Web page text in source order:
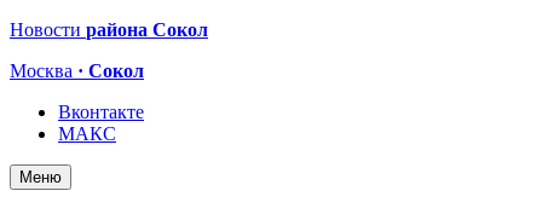
Новости района Сокол
Москва · Сокол
Вконтакте
МАКС
Меню